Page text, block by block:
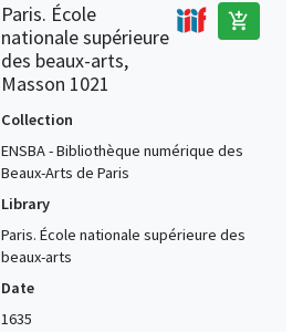
Paris. École
nationale supérieure
des beaux-arts,
Masson 1021
add_shopping_cart
Collection
ENSBA - Bibliothèque numérique des
Beaux-Arts de Paris
Library
Paris. École nationale supérieure des
beaux-arts
Date
1635